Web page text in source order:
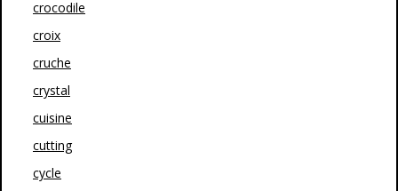
crocodile
croix
cruche
crystal
cuisine
cutting
cycle